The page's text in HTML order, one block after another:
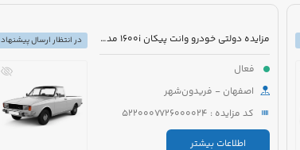
مزایده دولتی خودرو وانت پیکان 1600i مدل 1387 رنگ سفید
فعال
اصفهان - فریدون‌شهر
کد مزایده : 5220007726000024
اطلاعات بیشتر
در انتظار ارسال پیشنهاد